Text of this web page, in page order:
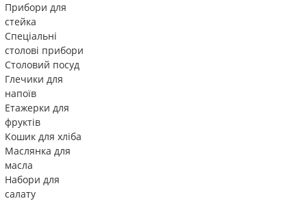
Прибори для
стейка
Спеціальні
столові прибори
Столовий посуд
Глечики для
напоїв
Етажерки для
фруктів
Кошик для хліба
Маслянка для
масла
Набори для
салату